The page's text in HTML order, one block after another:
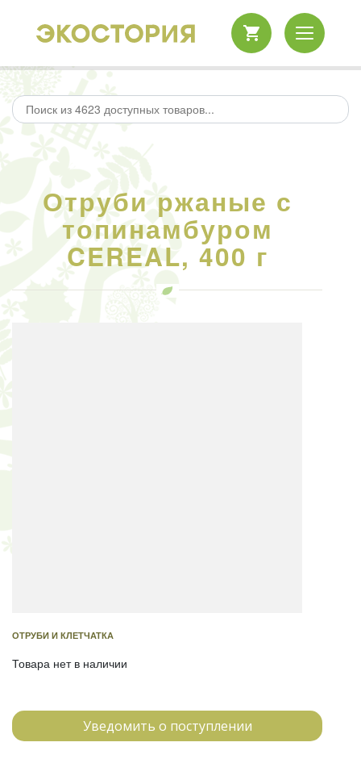
Отруби ржаные с
топинамбуром
CEREAL, 400 г
ОТРУБИ И КЛЕТЧАТКА
Товара нет в наличии
Уведомить о поступлении